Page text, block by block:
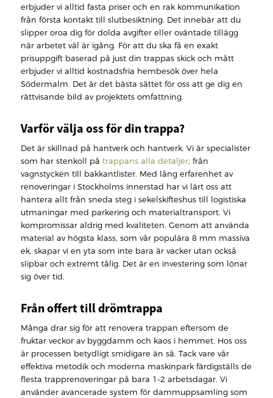
erbjuder vi alltid fasta priser och en rak kommunikation
från första kontakt till slutbesiktning. Det innebär att du
slipper oroa dig för dolda avgifter eller oväntade tillägg
när arbetet väl är igång. För att du ska få en exakt
prisuppgift baserad på just din trappas skick och mått
erbjuder vi alltid kostnadsfria hembesök över hela
Södermalm. Det är det bästa sättet för oss att ge dig en
rättvisande bild av projektets omfattning.
Varför välja oss för din trappa?
Det är skillnad på hantverk och hantverk. Vi är specialister
som har stenkoll på trappans alla detaljer, från
vagnstycken till bakkantlister. Med lång erfarenhet av
renoveringar i Stockholms innerstad har vi lärt oss att
hantera allt från sneda steg i sekelskifteshus till logistiska
utmaningar med parkering och materialtransport. Vi
kompromissar aldrig med kvaliteten. Genom att använda
material av högsta klass, som vår populära 8 mm massiva
ek, skapar vi en yta som inte bara är vacker utan också
slipbar och extremt tålig. Det är en investering som lönar
sig över tid.
Från offert till drömtrappa
Många drar sig för att renovera trappan eftersom de
fruktar veckor av byggdamm och kaos i hemmet. Hos oss
är processen betydligt smidigare än så. Tack vare vår
effektiva metodik och moderna maskinpark färdigställs de
flesta trapprenoveringar på bara 1–2 arbetsdagar. Vi
använder avancerade system för dammuppsamling som